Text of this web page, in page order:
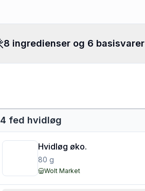
8 ingredienser og 6 basisvarer
4 fed hvidløg
Hvidløg øko.
80 g
Wolt Market